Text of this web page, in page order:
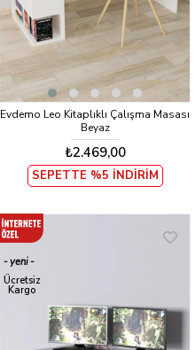
Evdemo Leo Kitaplıklı Çalışma Masası
Beyaz
₺2.469,00
SEPETTE %5 İNDİRİM
yeni
ürün
Ücretsiz
Kargo